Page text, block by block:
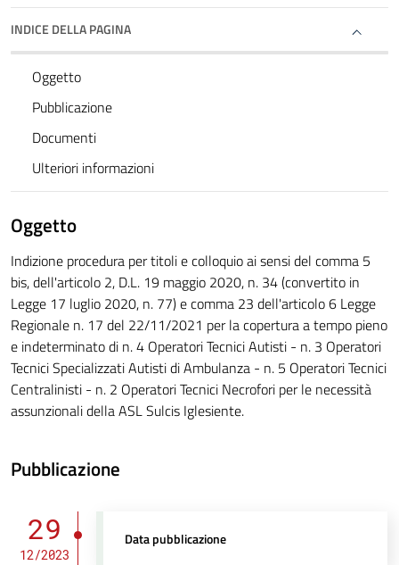
INDICE DELLA PAGINA
Oggetto
Pubblicazione
Documenti
Ulteriori informazioni
Oggetto
Indizione procedura per titoli e colloquio ai sensi del comma 5
bis, dell'articolo 2, D.L. 19 maggio 2020, n. 34 (convertito in
Legge 17 luglio 2020, n. 77) e comma 23 dell'articolo 6 Legge
Regionale n. 17 del 22/11/2021 per la copertura a tempo pieno
e indeterminato di n. 4 Operatori Tecnici Autisti - n. 3 Operatori
Tecnici Specializzati Autisti di Ambulanza - n. 5 Operatori Tecnici
Centralinisti - n. 2 Operatori Tecnici Necrofori per le necessità
assunzionali della ASL Sulcis Iglesiente.
Pubblicazione
29
12/2023
Data pubblicazione